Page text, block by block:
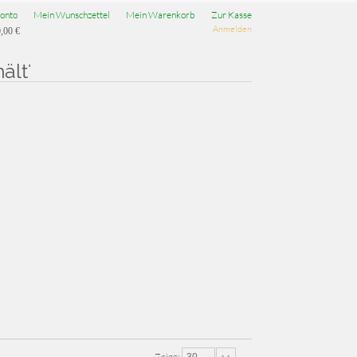
Mein Wunschzettel Mein Warenkorb Zur Kasse
Anmelden
€